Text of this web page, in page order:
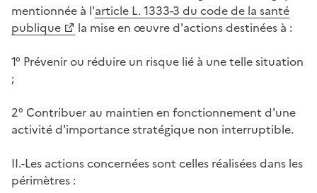
mentionnée à l'article L. 1333-3 du code de la santé
publique
la mise en œuvre d'actions destinées à :
1° Prévenir ou réduire un risque lié à une telle situation
;
2° Contribuer au maintien en fonctionnement d'une
activité d'importance stratégique non interruptible.
II.-Les actions concernées sont celles réalisées dans les
périmètres :